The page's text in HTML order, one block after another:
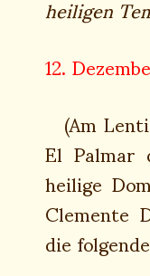
12.
(Am
El
heilige
Clemente
die